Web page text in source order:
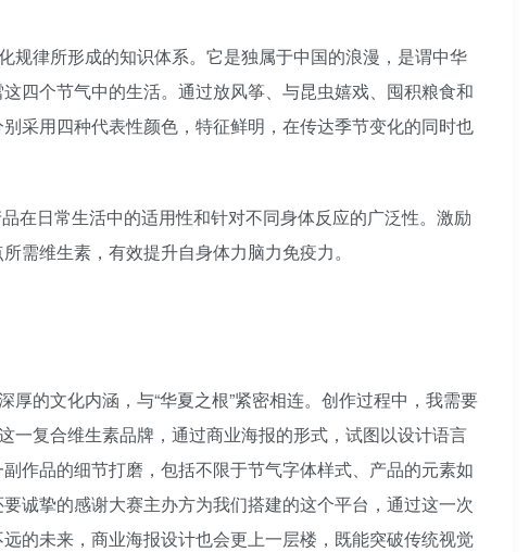
规律所形成的知识体系。它是独属于中国的浪漫，是谓中华
四个节气中的生活。通过放风筝、与昆虫嬉戏、囤积粮食和
采用四种代表性颜色，特征鲜明，在传达季节变化的同时也
在日常生活中的适用性和针对不同身体反应的广泛性。激励
需维生素，有效提升自身体力脑力免疫力。
的文化内涵，与“华夏之根”紧密相连。创作过程中，我需要
一复合维生素品牌，通过商业海报的形式，试图以设计语言
作品的细节打磨，包括不限于节气字体样式、产品的元素如
诚挚的感谢大赛主办方为我们搭建的这个平台，通过这一次
的未来，商业海报设计也会更上一层楼，既能突破传统视觉